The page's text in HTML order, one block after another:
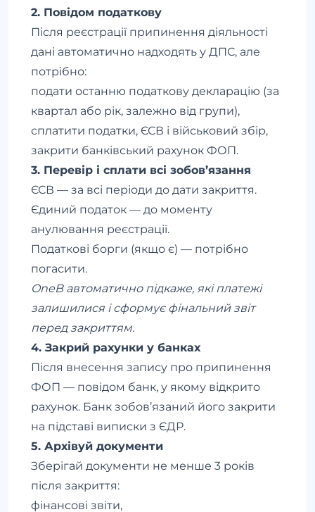
2. Повідом податкову
Після реєстрації припинення діяльності
дані автоматично надходять у ДПС, але
потрібно:
подати останню податкову декларацію (за
квартал або рік, залежно від групи),
сплатити податки, ЄСВ і військовий збір,
закрити банківський рахунок ФОП.
3. Перевір і сплати всі зобов’язання
ЄСВ — за всі періоди до дати закриття.
Єдиний податок — до моменту
анулювання реєстрації.
Податкові борги (якщо є) — потрібно
погасити.
OneB автоматично підкаже, які платежі
залишилися і сформує фінальний звіт
перед закриттям.
4. Закрий рахунки у банках
Після внесення запису про припинення
ФОП — повідом банк, у якому відкрито
рахунок. Банк зобов’язаний його закрити
на підставі виписки з ЄДР.
5. Архівуй документи
Зберігай документи не менше 3 років
після закриття:
фінансові звіти,